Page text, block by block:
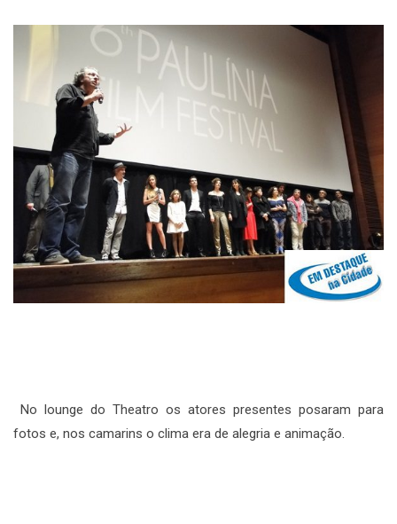
No lounge do Theatro os atores presentes posaram para
fotos e, nos camarins o clima era de alegria e animação.